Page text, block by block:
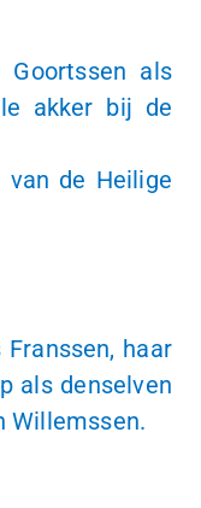
als
akker bij de
van de Heilige
haar
als denselven
Willemssen.